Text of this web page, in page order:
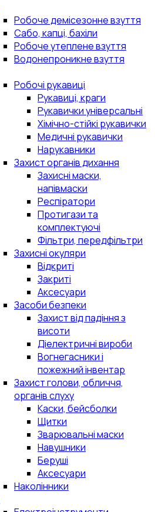
Робоче демісезонне взуття
Сабо, капці, бахіли
Робоче утеплене взуття
Водонепроникне взуття
Робочі рукавиці
Рукавиці, краги
Рукавички універсальні
Хімічно-стійкі рукавички
Медичні рукавички
Нарукавники
Захист органів дихання
Захисні маски,
напівмаски
Респіратори
Протигази та
комплектуючі
Фільтри, передфільтри
Захисні окуляри
Відкриті
Закриті
Аксесуари
Засоби безпеки
Захист від падіння з
висоти
Діелектричні вироби
Вогнегасники і
пожежний інвентар
Захист голови, обличчя,
органів слуху
Каски, бейсболки
Щитки
Зварювальні маски
Навушники
Беруші
Аксесуари
Наколінники